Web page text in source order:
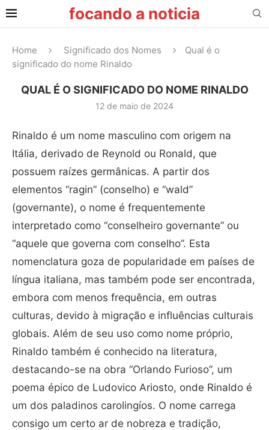
focando a noticia
Home Significado dos Nomes
Qual é o
significado do nome Rinaldo
QUAL É O SIGNIFICADO DO NOME RINALDO
12 de maio de 2024
Rinaldo é um nome masculino com origem na
Itália, derivado de Reynold ou Ronald, que
possuem raízes germânicas. A partir dos
elementos “ragin” (conselho) e “wald”
(governante), o nome é frequentemente
interpretado como “conselheiro governante” ou
“aquele que governa com conselho”. Esta
nomenclatura goza de popularidade em países de
língua italiana, mas também pode ser encontrada,
embora com menos frequência, em outras
culturas, devido à migração e influências culturais
globais. Além de seu uso como nome próprio,
Rinaldo também é conhecido na literatura,
destacando-se na obra “Orlando Furioso”, um
poema épico de Ludovico Ariosto, onde Rinaldo é
um dos paladinos carolingíos. O nome carrega
consigo um certo ar de nobreza e tradição,